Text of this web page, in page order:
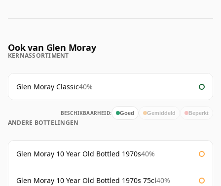
Ook van Glen Moray
KERNASSORTIMENT
Glen Moray Classic40%
BESCHIKBAARHEID: Goed Gemiddeld Beperkt
ANDERE BOTTELINGEN
Glen Moray 10 Year Old Bottled 1970s40%
Glen Moray 10 Year Old Bottled 1970s 75cl40%